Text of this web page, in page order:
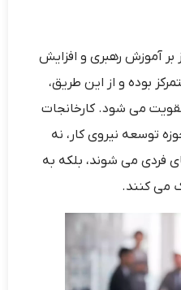
آموزش رهبری و افزایش
بوده و از این طریق،
می ‌شود. کارخانجات
توسعه نیروی کار، نه
فردی می شوند، بلکه به
می کنند.